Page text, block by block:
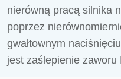
nierówną pracą silnika
poprzez
gwałtownym
jest zaślepienie zaworu